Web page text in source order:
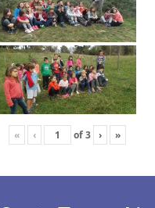
« ‹ of3 › »